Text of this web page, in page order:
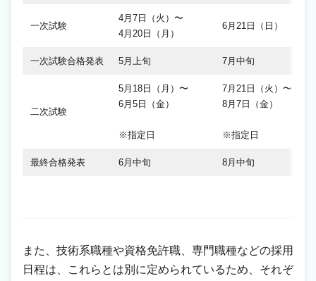
一次試験
4月7日（火）〜
4月20日（月）
6月21日（日）
一次試験合格発表 5月上旬 7月中旬
二次試験
5月18日（月）〜
6月5日（金）
※指定日
7月21日（火）〜
8月7日（金）
※指定日
最終合格発表 6月中旬 8月中旬
また、技術系職種や資格免許職、専門職種などの採用
日程は、これらとは別に定められているため、それぞ